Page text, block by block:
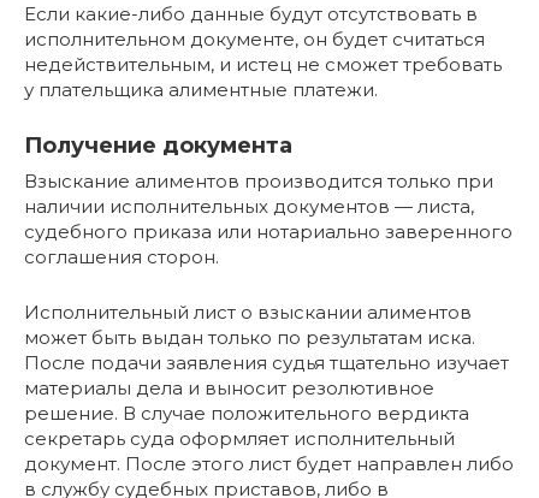
Если какие-либо данные будут отсутствовать в
исполнительном документе, он будет считаться
недействительным, и истец не сможет требовать
у плательщика алиментные платежи.
Получение документа
Взыскание алиментов производится только при
наличии исполнительных документов — листа,
судебного приказа или нотариально заверенного
соглашения сторон.
Исполнительный лист о взыскании алиментов
может быть выдан только по результатам иска.
После подачи заявления судья тщательно изучает
материалы дела и выносит резолютивное
решение. В случае положительного вердикта
секретарь суда оформляет исполнительный
документ. После этого лист будет направлен либо
в службу судебных приставов, либо в